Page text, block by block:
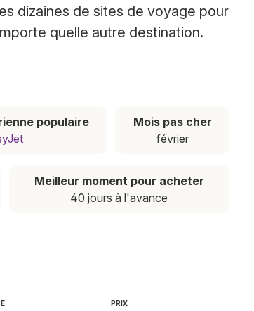
dizaines de sites de voyage pour
quelle autre destination.
populaire
Mois pas cher
février
Meilleur moment pour acheter
40 jours à l'avance
PRIX